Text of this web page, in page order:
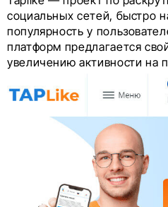
социальных сетей, быстро
популярность у
платформ предлагается
увеличению активности на